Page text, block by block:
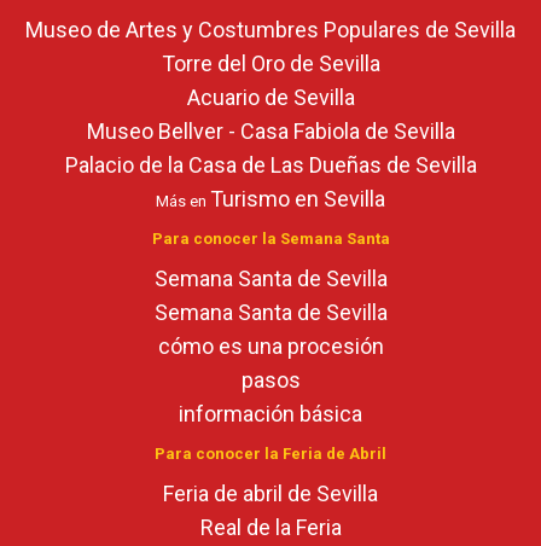
Museo de Artes y Costumbres Populares de Sevilla
Torre del Oro de Sevilla
Acuario de Sevilla
Museo Bellver - Casa Fabiola de Sevilla
Palacio de la Casa de Las Dueñas de Sevilla
Más en Turismo en Sevilla
Para conocer la Semana Santa
Semana Santa de Sevilla
Semana Santa de Sevilla
cómo es una procesión
pasos
información básica
Para conocer la Feria de Abril
Feria de abril de Sevilla
Real de la Feria